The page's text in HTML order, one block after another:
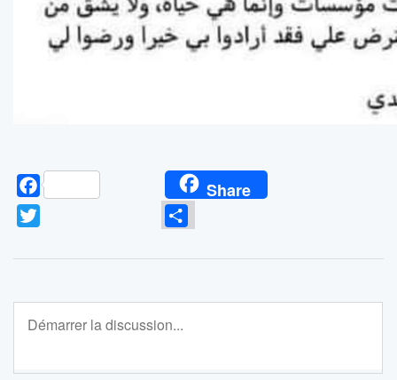
Facebook Share